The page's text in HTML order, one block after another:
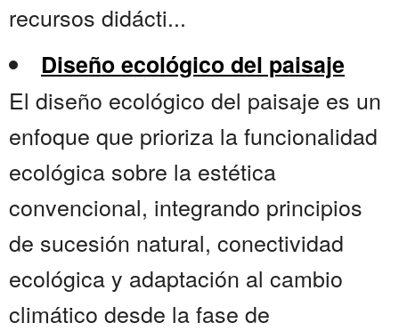
recursos didácti...
Diseño ecológico del paisaje
El diseño ecológico del paisaje es un
enfoque que prioriza la funcionalidad
ecológica sobre la estética
convencional, integrando principios
de sucesión natural, conectividad
ecológica y adaptación al cambio
climático desde la fase de